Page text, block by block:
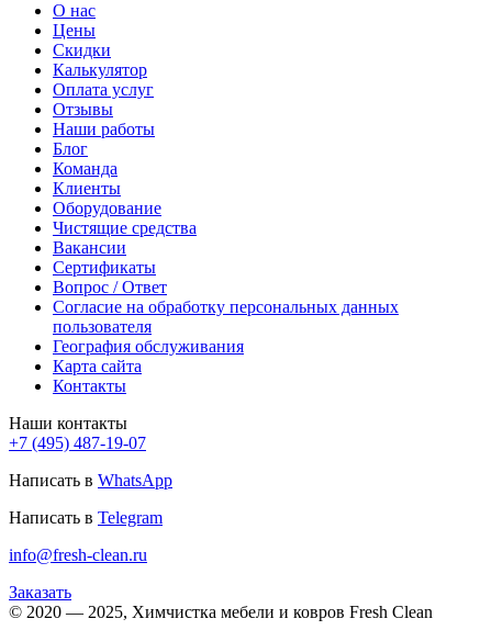
О нас
Цены
Скидки
Калькулятор
Оплата услуг
Отзывы
Наши работы
Блог
Команда
Клиенты
Оборудование
Чистящие средства
Вакансии
Сертификаты
Вопрос / Ответ
Согласие на обработку персональных данных
пользователя
География обслуживания
Карта сайта
Контакты
Наши контакты
+7 (495) 487-19-07
Написать в WhatsApp
Написать в Telegram
info@fresh-clean.ru
Заказать
© 2020 — 2025, Химчистка мебели и ковров Fresh Clean